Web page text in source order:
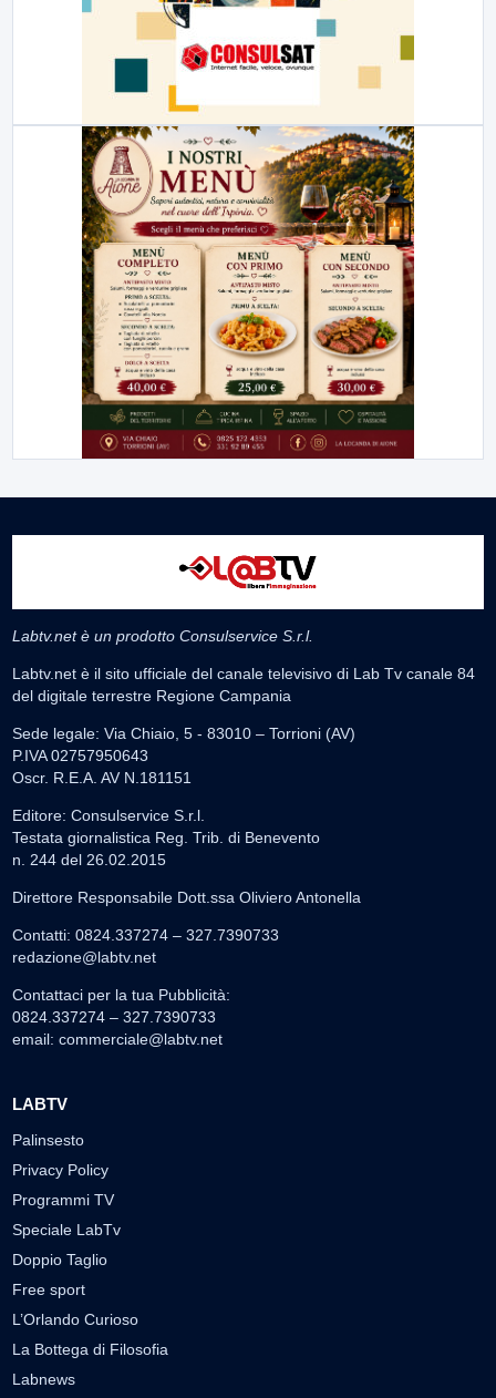
Labtv.net è un prodotto Consulservice S.r.l.
Labtv.net è il sito ufficiale del canale televisivo di Lab Tv canale 84
del digitale terrestre Regione Campania
Sede legale: Via Chiaio, 5 - 83010 – Torrioni (AV)
P.IVA 02757950643
Oscr. R.E.A. AV N.181151
Editore: Consulservice S.r.l.
Testata giornalistica Reg. Trib. di Benevento
n. 244 del 26.02.2015
Direttore Responsabile Dott.ssa Oliviero Antonella
Contatti: 0824.337274 – 327.7390733
redazione@labtv.net
Contattaci per la tua Pubblicità:
0824.337274 – 327.7390733
email: commerciale@labtv.net
LABTV
Palinsesto
Privacy Policy
Programmi TV
Speciale LabTv
Doppio Taglio
Free sport
L’Orlando Curioso
La Bottega di Filosofia
Labnews